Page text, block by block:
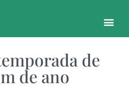
de
de ano